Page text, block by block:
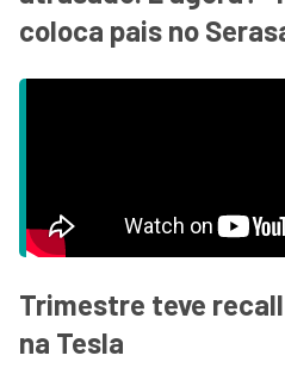
coloca pais no
Trimestre teve
na Tesla